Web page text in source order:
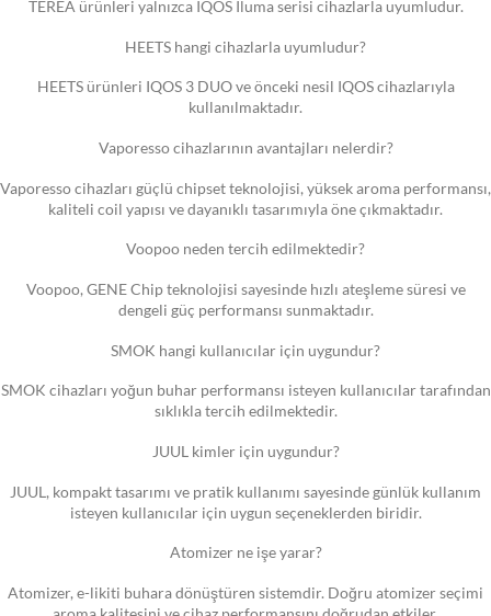
TEREA ürünleri yalnızca IQOS Iluma serisi cihazlarla uyumludur.
HEETS hangi cihazlarla uyumludur?
HEETS ürünleri IQOS 3 DUO ve önceki nesil IQOS cihazlarıyla
kullanılmaktadır.
Vaporesso cihazlarının avantajları nelerdir?
Vaporesso cihazları güçlü chipset teknolojisi, yüksek aroma performansı,
kaliteli coil yapısı ve dayanıklı tasarımıyla öne çıkmaktadır.
Voopoo neden tercih edilmektedir?
Voopoo, GENE Chip teknolojisi sayesinde hızlı ateşleme süresi ve
dengeli güç performansı sunmaktadır.
SMOK hangi kullanıcılar için uygundur?
SMOK cihazları yoğun buhar performansı isteyen kullanıcılar tarafından
sıklıkla tercih edilmektedir.
JUUL kimler için uygundur?
JUUL, kompakt tasarımı ve pratik kullanımı sayesinde günlük kullanım
isteyen kullanıcılar için uygun seçeneklerden biridir.
Atomizer ne işe yarar?
Atomizer, e-likiti buhara dönüştüren sistemdir. Doğru atomizer seçimi